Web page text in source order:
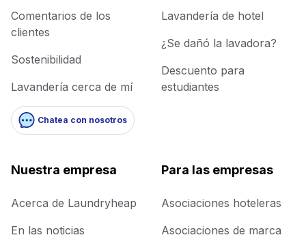
Comentarios de los
clientes
Sostenibilidad
Lavandería cerca de mí
Chatea con nosotros
Lavandería de hotel
¿Se dañó la lavadora?
Descuento para
estudiantes
Nuestra empresa
Acerca de Laundryheap
En las noticias
Para las empresas
Asociaciones hoteleras
Asociaciones de marca